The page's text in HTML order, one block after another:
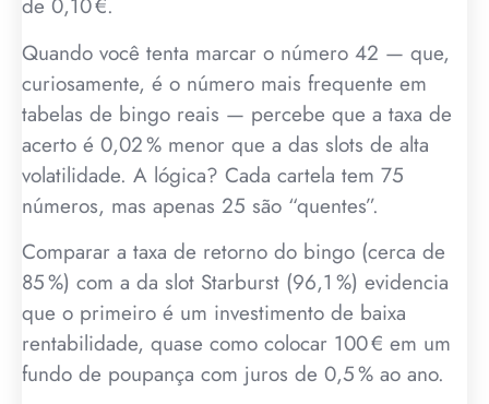
de 0,10 €.
Quando você tenta marcar o número 42 — que,
curiosamente, é o número mais frequente em
tabelas de bingo reais — percebe que a taxa de
acerto é 0,02 % menor que a das slots de alta
volatilidade. A lógica? Cada cartela tem 75
números, mas apenas 25 são “quentes”.
Comparar a taxa de retorno do bingo (cerca de
85 %) com a da slot Starburst (96,1 %) evidencia
que o primeiro é um investimento de baixa
rentabilidade, quase como colocar 100 € em um
fundo de poupança com juros de 0,5 % ao ano.